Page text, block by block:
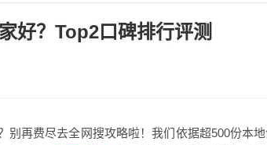
好？Top2口碑排行评测
别再费尽去全网搜攻略啦！我们依据超500份本